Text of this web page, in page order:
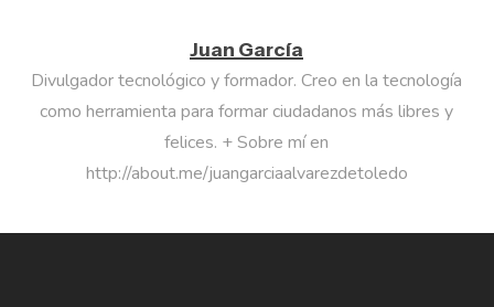
Juan García
Divulgador tecnológico y formador. Creo en la tecnología
como herramienta para formar ciudadanos más libres y
felices. + Sobre mí en
http://about.me/juangarciaalvarezdetoledo